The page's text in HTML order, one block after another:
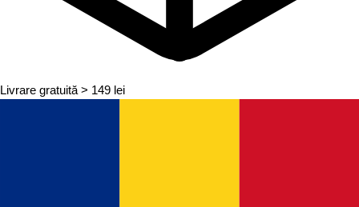
Livrare gratuită > 149 lei